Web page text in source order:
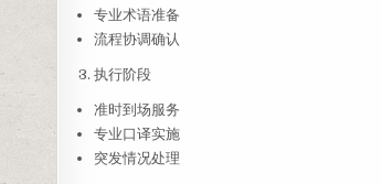
专业术语准备
流程协调确认
执行阶段
准时到场服务
专业口译实施
突发情况处理